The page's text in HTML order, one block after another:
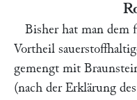
Bisher hat man dem
Vortheil
gemengt mit
(nach der Erklärung